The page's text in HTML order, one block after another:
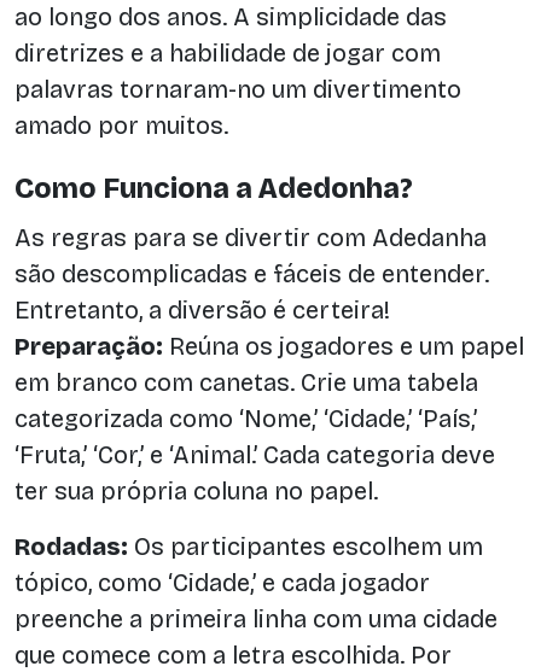
ao longo dos anos. A simplicidade das
diretrizes e a habilidade de jogar com
palavras tornaram-no um divertimento
amado por muitos.
Como Funciona a Adedonha?
As regras para se divertir com Adedanha
são descomplicadas e fáceis de entender.
Entretanto, a diversão é certeira!
Preparação: Reúna os jogadores e um papel
em branco com canetas. Crie uma tabela
categorizada como ‘Nome,’ ‘Cidade,’ ‘País,’
‘Fruta,’ ‘Cor,’ e ‘Animal.’ Cada categoria deve
ter sua própria coluna no papel.
Rodadas: Os participantes escolhem um
tópico, como ‘Cidade,’ e cada jogador
preenche a primeira linha com uma cidade
que comece com a letra escolhida. Por